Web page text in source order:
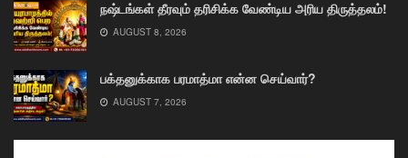
நஷ்டங்கள் தீரவும் தரிசிக்க வேண்டிய அரிய திருத்தலம்!
AUGUST 8, 2026
பக்தனுக்காக பரமாத்மா என்ன செய்வார்?
AUGUST 7, 2026